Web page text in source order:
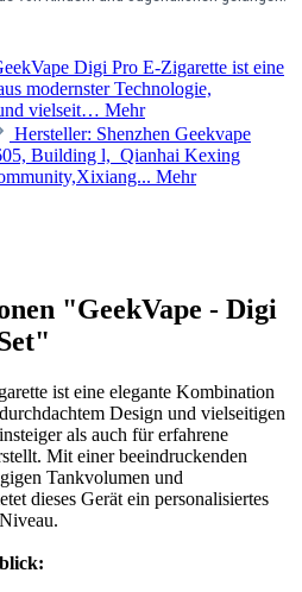
Digi Pro E-Zigarette ist eine
modernster Technologie,
vielseit… Mehr
Hersteller: Shenzhen Geekvape
Building l, Qianhai Kexing
Mehr
"GeekVape - Digi
ist eine elegante Kombination
Design und vielseitigen
als auch für erfahrene
Mit einer beeindruckenden
Tankvolumen und
dieses Gerät ein personalisiertes